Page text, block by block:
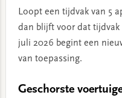
Loopt een tijdvak van 5
dan blijft voor dat tijdvak
juli 2026 begint een
van toepassing.
Geschorste